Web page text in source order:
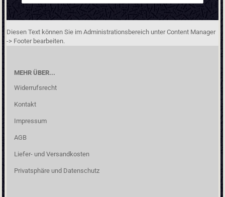
Diesen Text können Sie im Administrationsbereich unter Content Manager
-> Footer bearbeiten.
MEHR ÜBER...
Widerrufsrecht
Kontakt
Impressum
AGB
Liefer- und Versandkosten
Privatsphäre und Datenschutz